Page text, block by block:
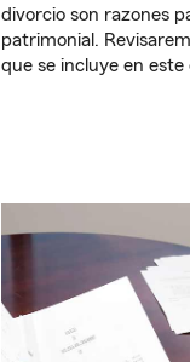
divorcio son razones
patrimonial.
que se incluye en